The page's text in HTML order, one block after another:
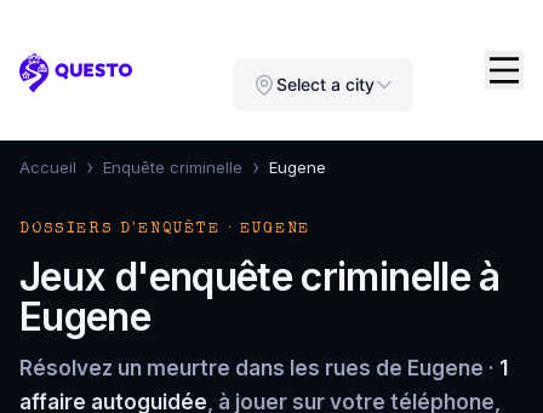
Questo Select a city
Accueil › Enquête criminelle › Eugene
DOSSIERS D'ENQUÊTE · EUGENE
Jeux d'enquête criminelle à
Eugene
Résolvez un meurtre dans les rues de Eugene · 1
affaire autoguidée, à jouer sur votre téléphone,